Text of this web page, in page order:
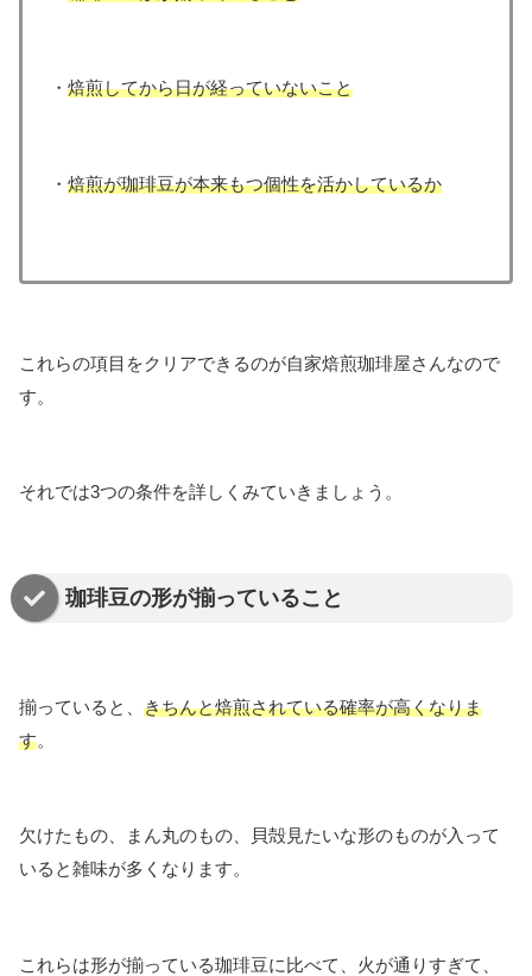
・ 焙煎してから日が経っていないこと
・ 焙煎が珈琲豆が本来もつ個性を活かしているか
これらの項目をクリアできるのが自家焙煎珈琲屋さんなので
す。
それでは3つの条件を詳しくみていきましょう。
珈琲豆の形が揃っていること
揃っていると、 きちんと焙煎されている確率が高くなりま
す。
欠けたもの、まん丸のもの、貝殻見たいな形のものが入って
いると雑味が多くなります。
これらは形が揃っている珈琲豆に比べて、火が通りすぎて、